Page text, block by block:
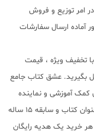
از پایه تا کنکور با سابقه 15 ساله در امر توزیع و فروش
آماده ارسال سفارشات
با تخفیف ویژه ، قیمت
بگیرید. عشق کتاب جامع
کمک آموزشی و نماینده
مستقیم ناشران معتبر کمک آموزشی با بیش از 11000 عنوان کتاب و سابقه 15 ساله
هر خرید یک هدیه رایگان